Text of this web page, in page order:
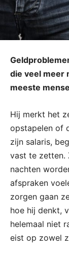
die veel meer
meeste
Hij merkt het
opstapelen of
zijn salaris,
vast te zetten.
nachten
afspraken
zorgen gaan
hoe hij denkt,
helemaal niet
eist op zowel